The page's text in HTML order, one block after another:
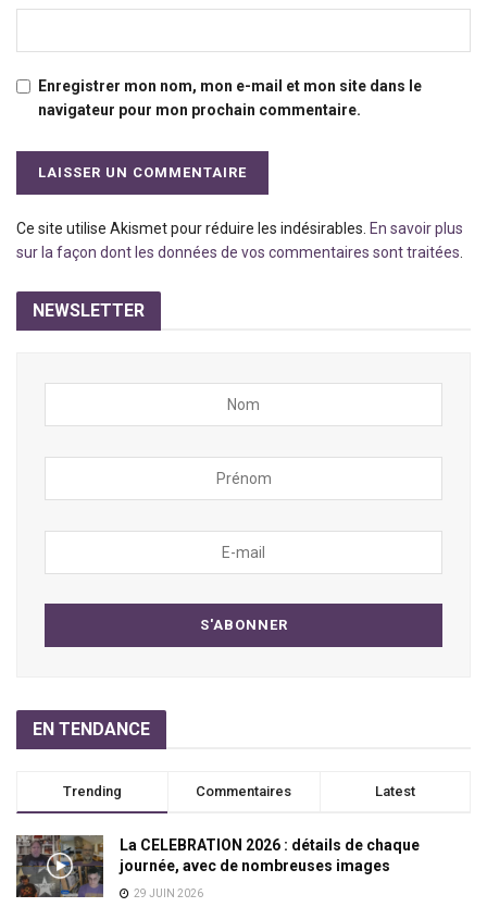
Enregistrer mon nom, mon e-mail et mon site dans le
navigateur pour mon prochain commentaire.
Ce site utilise Akismet pour réduire les indésirables. En savoir plus
sur la façon dont les données de vos commentaires sont traitées.
NEWSLETTER
EN TENDANCE
Trending Commentaires Latest
La CELEBRATION 2026 : détails de chaque
journée, avec de nombreuses images
29 JUIN 2026